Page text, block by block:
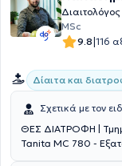
καρδιακή
συνέδρια και
συνεχή
εξατομικευμένη,
ισορροπημένη και
αποκτήσετε τις
με συνειδητότητα
MSc
9.8|116
Δίαιτα και
Σχετικά με τον
ΘΕΣ ΔΙΑΤΡΟΦΗ |
Tanita MC 780 -